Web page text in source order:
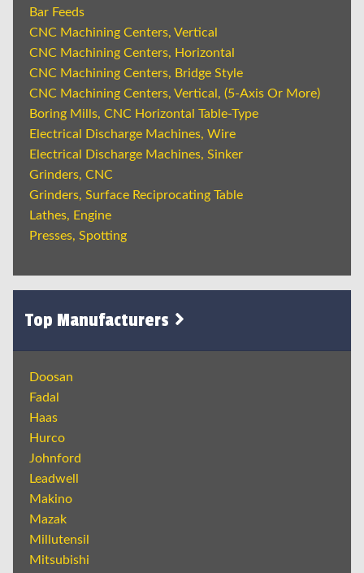
Bar Feeds
CNC Machining Centers, Vertical
CNC Machining Centers, Horizontal
CNC Machining Centers, Bridge Style
CNC Machining Centers, Vertical, (5-Axis Or More)
Boring Mills, CNC Horizontal Table-Type
Electrical Discharge Machines, Wire
Electrical Discharge Machines, Sinker
Grinders, CNC
Grinders, Surface Reciprocating Table
Lathes, Engine
Presses, Spotting
Top Manufacturers
Doosan
Fadal
Haas
Hurco
Johnford
Leadwell
Makino
Mazak
Millutensil
Mitsubishi